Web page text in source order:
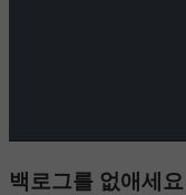
백로그를 없애세요